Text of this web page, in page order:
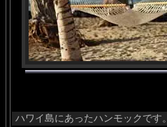
ハワイ島にあったハンモックです。